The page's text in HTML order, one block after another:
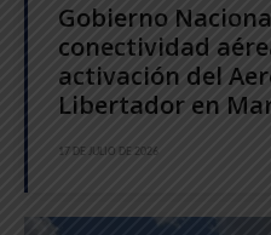
Gobierno
conectividad
activación del
Libertador en
17 DE JULIO DE 2026